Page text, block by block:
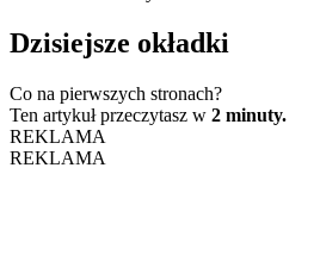
Dzisiejsze okładki
Co na pierwszych stronach?
Ten artykuł przeczytasz w 2 minuty.
REKLAMA
REKLAMA